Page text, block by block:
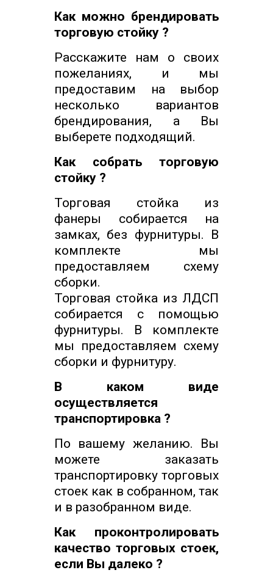
Как можно брендировать
торговую стойку ?
Расскажите нам о своих
пожеланиях, и мы
предоставим на выбор
несколько вариантов
брендирования, а Вы
выберете подходящий.
Как собрать торговую
стойку ?
Торговая стойка из
фанеры собирается на
замках, без фурнитуры. В
комплекте мы
предоставляем схему
сборки.
Торговая стойка из ЛДСП
собирается с помощью
фурнитуры. В комплекте
мы предоставляем схему
сборки и фурнитуру.
В каком виде
осуществляется
транспортировка ?
По вашему желанию. Вы
можете заказать
транспортировку торговых
стоек как в собранном, так
и в разобранном виде.
Как проконтролировать
качество торговых стоек,
если Вы далеко ?